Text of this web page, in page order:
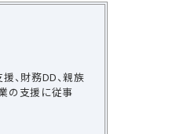
、財務DD、親族
の支援に従事